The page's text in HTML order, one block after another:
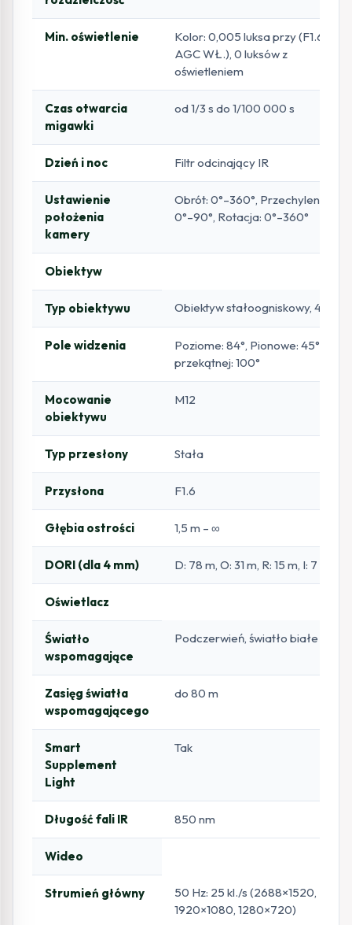
Min. oświetlenie
Kolor: 0,005 luksa przy (F1.6,
AGC WŁ.), 0 luksów z
oświetleniem
Czas otwarcia
migawki
od 1/3 s do 1/100 000 s
Dzień i noc Filtr odcinający IR
Ustawienie
położenia
kamery
Obrót: 0°–360°, Przechylenie:
0°–90°, Rotacja: 0°–360°
Obiektyw
Typ obiektywu Obiektyw stałoogniskowy, 4 mm
Pole widzenia
Poziome: 84°, Pionowe: 45°, Po
przekątnej: 100°
Mocowanie
obiektywu
M12
Typ przesłony Stała
Przysłona F1.6
Głębia ostrości 1,5 m – ∞
DORI (dla 4 mm) D: 78 m, O: 31 m, R: 15 m, I: 7 m
Oświetlacz
Światło
wspomagające
Podczerwień, światło białe
Zasięg światła
wspomagającego
do 80 m
Smart
Supplement
Light
Tak
Długość fali IR 850 nm
Wideo
Strumień główny
50 Hz: 25 kl./s (2688×1520,
1920×1080, 1280×720)